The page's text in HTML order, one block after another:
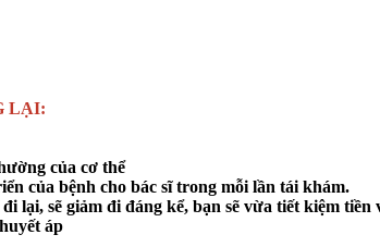
LẠI:
của cơ thể
của bệnh cho bác sĩ trong mỗi lần tái khám.
lại, sẽ giảm đi đáng kể, bạn sẽ vừa tiết kiệm
áp